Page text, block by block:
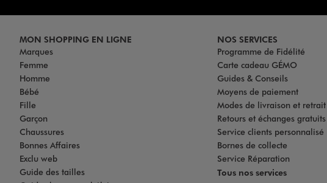
MON SHOPPING EN LIGNE
Marques
Femme
Homme
Bébé
Fille
Garçon
Chaussures
Bonnes Affaires
Exclu web
Guide des tailles
NOS SERVICES
Programme de Fidélité
Carte cadeau GÉMO
Guides & Conseils
Moyens de paiement
Modes de livraison et retrait
Retours et échanges
Service clients personnalisé
Bornes de collecte
Service Réparation
Tous nos services